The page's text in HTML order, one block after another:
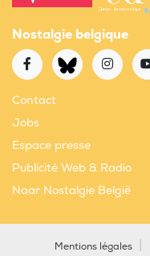
Nostalgie belgique
Contact
Jobs
Espace presse
Publicité Web & Radio
Naar Nostalgie België
Mentions légales